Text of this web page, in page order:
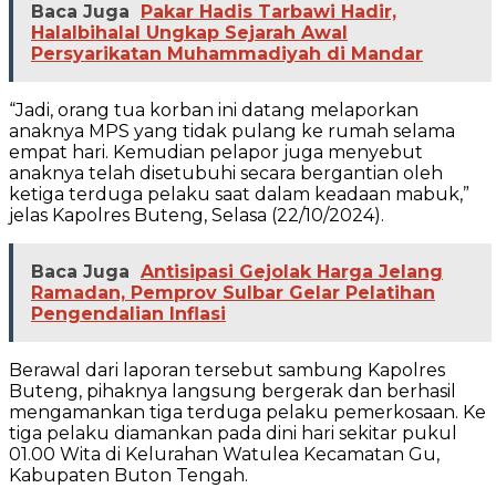
Baca Juga
Pakar Hadis Tarbawi Hadir,
Halalbihalal Ungkap Sejarah Awal
Persyarikatan Muhammadiyah di Mandar
“Jadi, orang tua korban ini datang melaporkan
anaknya MPS yang tidak pulang ke rumah selama
empat hari. Kemudian pelapor juga menyebut
anaknya telah disetubuhi secara bergantian oleh
ketiga terduga pelaku saat dalam keadaan mabuk,”
jelas Kapolres Buteng, Selasa (22/10/2024).
Baca Juga Antisipasi Gejolak Harga Jelang
Ramadan, Pemprov Sulbar Gelar Pelatihan
Pengendalian Inflasi
Berawal dari laporan tersebut sambung Kapolres
Buteng, pihaknya langsung bergerak dan berhasil
mengamankan tiga terduga pelaku pemerkosaan. Ke
tiga pelaku diamankan pada dini hari sekitar pukul
01.00 Wita di Kelurahan Watulea Kecamatan Gu,
Kabupaten Buton Tengah.